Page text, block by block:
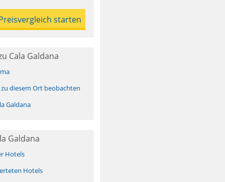
Cala Galdana
diesem Ort beobachten
Galdana
Galdana
Hotels
Hotels